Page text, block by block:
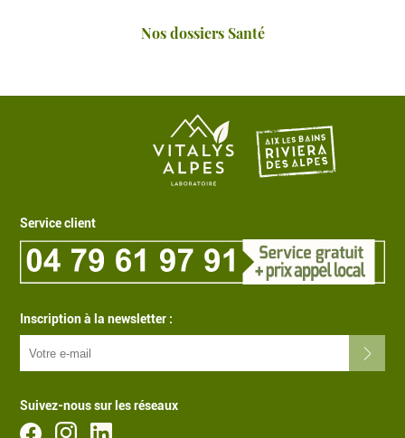
Nos dossiers Santé
Inscription à la newsletter :
Service client
Suivez-nous sur les réseaux